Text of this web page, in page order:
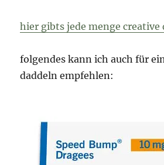
hier gibts jede menge creative
folgendes kann ich auch für
daddeln empfehlen: